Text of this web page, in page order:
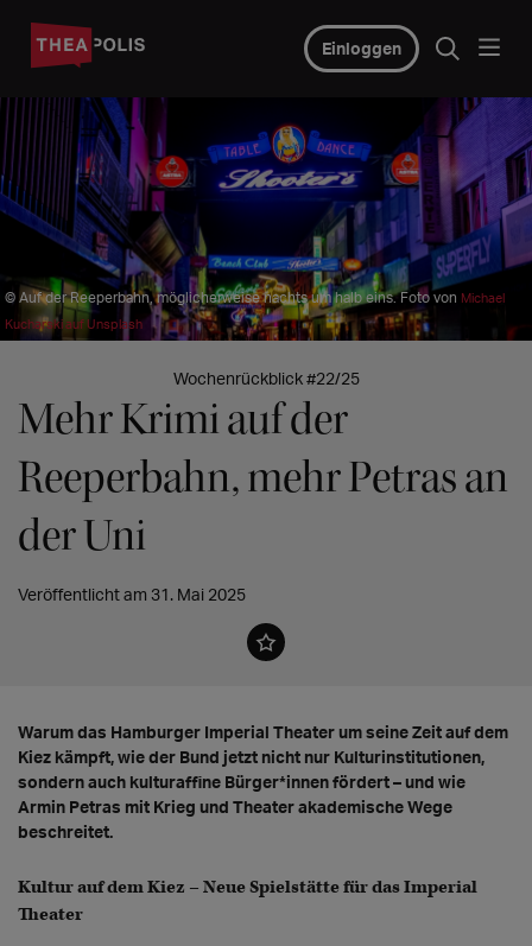
Einloggen
© Auf der Reeperbahn, möglicherweise nachts um halb eins. Foto von Michael
Kucharski auf Unsplash
Wochenrückblick #22/25
Mehr Krimi auf der
Reeperbahn, mehr Petras an
der Uni
Veröffentlicht am 31. Mai 2025
Warum das Hamburger Imperial Theater um seine Zeit auf dem
Kiez kämpft, wie der Bund jetzt nicht nur Kulturinstitutionen,
sondern auch kulturaffine Bürger*innen fördert – und wie
Armin Petras mit Krieg und Theater akademische Wege
beschreitet.
Kultur auf dem Kiez – Neue Spielstätte für das Imperial
Theater